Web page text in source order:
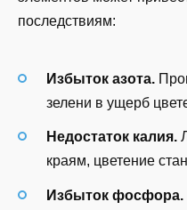
последствиям:
Избыток азота.
зелени в ущерб
Недостаток калия.
краям, цветение
Избыток фосфора.